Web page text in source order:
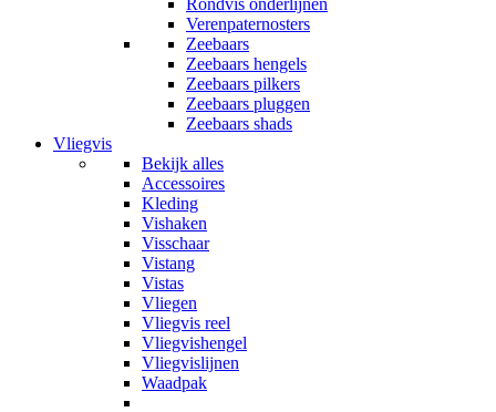
Rondvis onderlijnen
Verenpaternosters
Zeebaars
Zeebaars hengels
Zeebaars pilkers
Zeebaars pluggen
Zeebaars shads
Vliegvis
Bekijk alles
Accessoires
Kleding
Vishaken
Visschaar
Vistang
Vistas
Vliegen
Vliegvis reel
Vliegvishengel
Vliegvislijnen
Waadpak